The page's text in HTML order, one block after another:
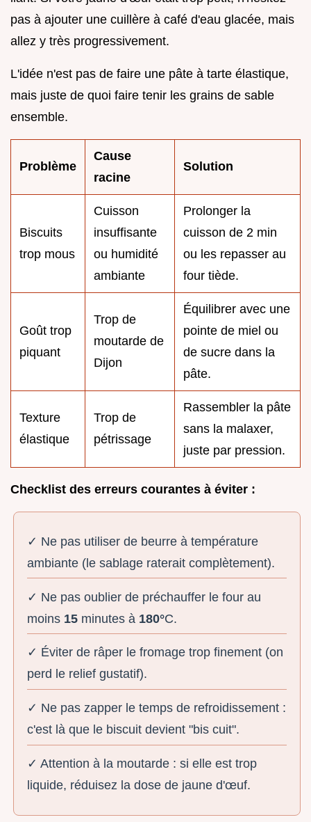
pas à ajouter une cuillère à café d'eau glacée, mais
allez y très progressivement.
L'idée n'est pas de faire une pâte à tarte élastique,
mais juste de quoi faire tenir les grains de sable
ensemble.
Problème
Cause
racine
Solution
Biscuits
trop mous
Cuisson
insuffisante
ou humidité
ambiante
Prolonger la
cuisson de 2 min
ou les repasser au
four tiède.
Goût trop
piquant
Trop de
moutarde de
Dijon
Équilibrer avec une
pointe de miel ou
de sucre dans la
pâte.
Texture
élastique
Trop de
pétrissage
Rassembler la pâte
sans la malaxer,
juste par pression.
Checklist des erreurs courantes à éviter :
✓ Ne pas utiliser de beurre à température
ambiante (le sablage raterait complètement).
✓ Ne pas oublier de préchauffer le four au
moins 15 minutes à 180°C.
✓ Éviter de râper le fromage trop finement (on
perd le relief gustatif).
✓ Ne pas zapper le temps de refroidissement :
c'est là que le biscuit devient "bis cuit".
✓ Attention à la moutarde : si elle est trop
liquide, réduisez la dose de jaune d'œuf.